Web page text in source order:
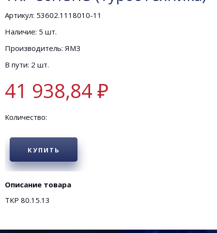
Артикул: 53602.1118010-11
Наличие: 5 шт.
Производитель: ЯМЗ
В пути: 2 шт.
41 938,84 ₽
Количество:
КУПИТЬ
Описание товара
ТКР 80.15.13